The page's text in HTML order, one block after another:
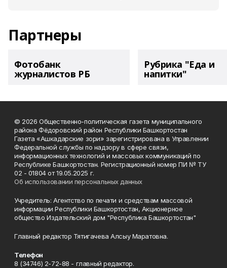
Партнеры
Фотобанк
журналистов РБ
Рубрика "Еда и
напитки"
© 2026 Общественно-политическая газета муниципального
района Фёдоровский район Республики Башкортостан
Газета «Ашкадарские зори» зарегистрирована в Управлении
Федеральной службы по надзору в сфере связи,
информационных технологий и массовых коммуникаций по
Республике Башкортостан. Регистрационный номер ПИ № ТУ
02 - 01804 от 19.05.2025 г.
Об использовании персональных данных
Учредитель: Агентство по печати и средствам массовой
информации Республики Башкортостан, Акционерное
общество Издательский дом "Республика Башкортостан"
Главный редактор Тятигачева Алсыу Маратовна.
Телефон
8 (34746) 2-72-88 - главный редактор.